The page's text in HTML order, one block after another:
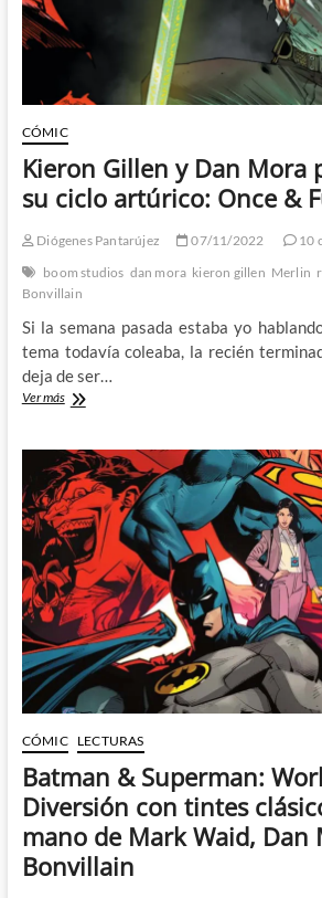
CÓMIC
Kieron Gillen y Dan Mora
su ciclo artúrico: Once &
Diógenes Pantarújez 07/11/2022
10
boom studios dan mora kieron gillen Merlin
Bonvillain
Si la semana pasada estaba yo
tema todavía coleaba, la recién
deja de ser…
Ver másKieron
Dan
Mora
ponen
fin
a
su
ciclo
artúrico:
Once
Future
CÓMIC LECTURAS
Batman & Superman:
Diversión con tintes
mano de Mark Waid, Dan
Bonvillain